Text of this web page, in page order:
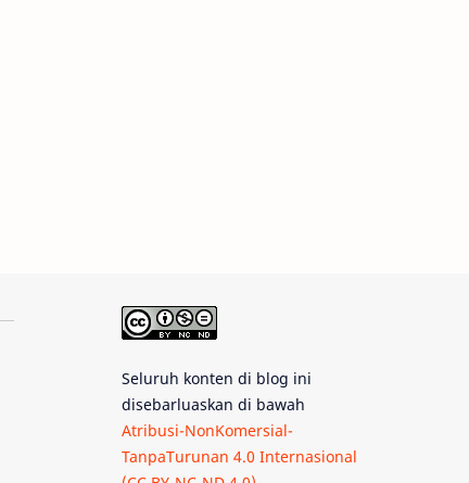
Bintang Biner Cassini
Gugus Galaksi
Galaksi Spiral
Seluruh konten di blog ini
disebarluaskan di bawah
Atribusi-NonKomersial-
TanpaTurunan 4.0 Internasional